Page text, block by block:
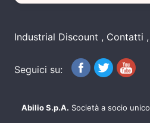
Industrial Discount Contatti
Seguici su:
Abilio S.p.A. Società a socio unico